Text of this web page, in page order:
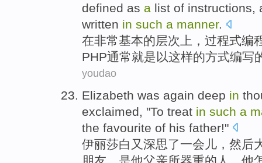
defined as a list of instructions,
written in such a manner.
在非常基本的层次上 ， 过程式编
PHP通常就是以这样的方式编写
youdao
Elizabeth was again deep in
exclaimed , "To treat in such a
the favourite of his father!"
伊丽莎白 又 深思了一会儿， 然后
朋友 ，是他父亲所器重的人 ，他